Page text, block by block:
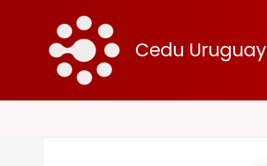
contenido
Cedu Uruguay